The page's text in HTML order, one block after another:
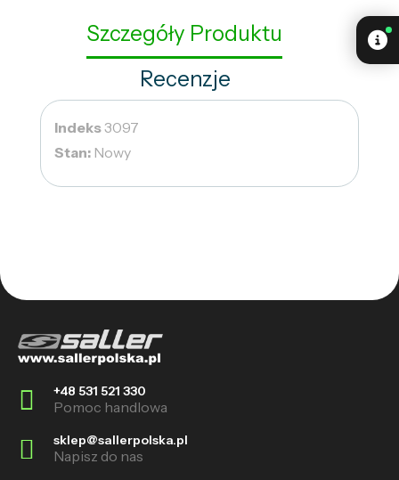
Szczegóły Produktu
Recenzje
Indeks3097
Stan: Nowy
+48 531 521 330
Pomoc handlowa
sklep@sallerpolska.pl
Napisz do nas